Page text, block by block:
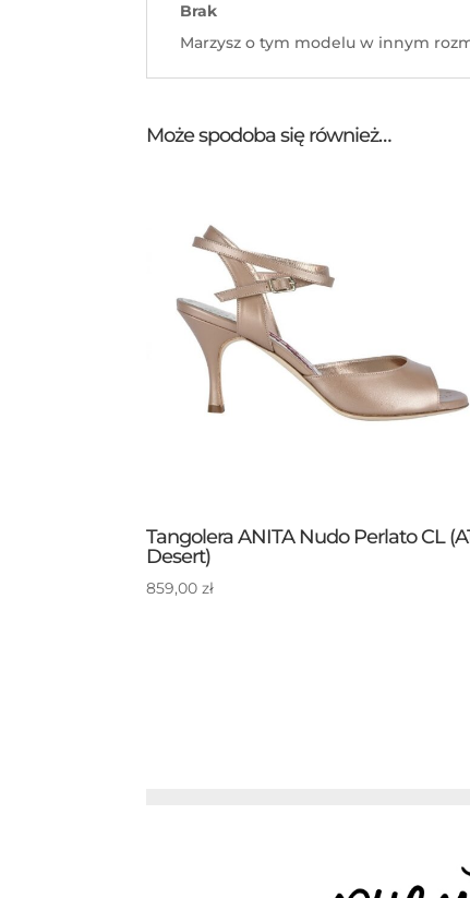
Brak
Marzysz o tym modelu w innym
Może spodoba się również…
Tangolera ANITA Nudo Perlato CL
Desert)
859,00zł